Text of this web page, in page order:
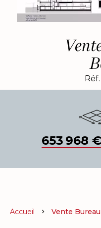
653 968
Accueil Vente